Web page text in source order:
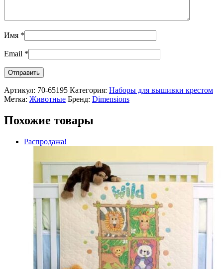
Имя *
Email *
Артикул: 70-65195 Категория: Наборы для вышивки крестом
Метка: Животные Бренд: Dimensions
Похожие товары
Распродажа!